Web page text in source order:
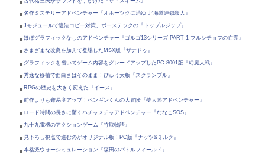
名作ミステリーアドベンチャー『オホーツクに消ゆ 北海道連鎖殺人』
Jモジュールで違法コピー対策、ボーステックの『トップルジップ』
ほぼグラフィックなしのアドベンチャー『ゴルゴ13シリーズ PART 1 フルシチョフの亡霊』
さまざまな改良を加えて登場したMSX版『ザナドゥ』
グラフィックを省いてゲーム内容をグレードアップしたPC-8001版『幻魔大戦』
秀逸な移植で面白さはそのまま！ぴゅう太版『スクランブル』
RPGの歴史を大きく変えた『イース』
前作よりも難易度アップ！ペンギンくんの大冒険『夢大陸アドベンチャー』
ロード時間の長さに驚くハチャメチャアドベンチャー『ななこSOS』
九十九電機のアクションゲーム『竹取物語』
見下ろし視点で進むのがオリジナル版！PC版『ナッツ&ミルク』
本格派ウォーシミュレーション『森田のバトルフィールド』